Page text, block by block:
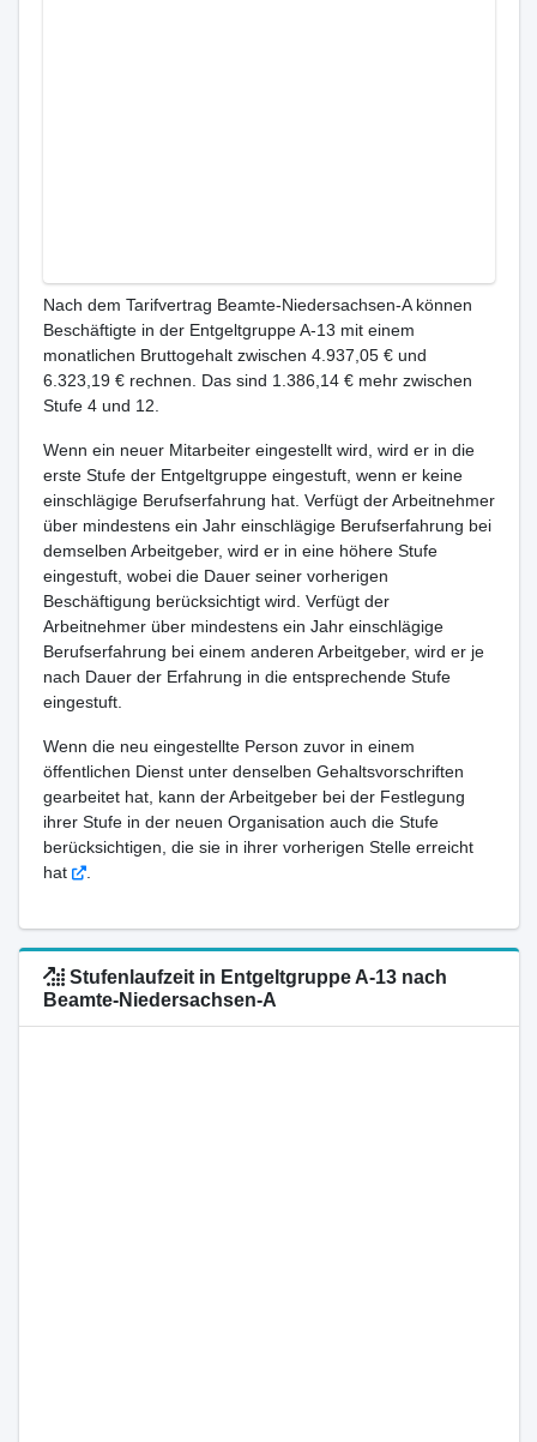
Nach dem Tarifvertrag Beamte-Niedersachsen-A können
Beschäftigte in der Entgeltgruppe A-13 mit einem
monatlichen Bruttogehalt zwischen 4.937,05 € und
6.323,19 € rechnen. Das sind 1.386,14 € mehr zwischen
Stufe 4 und 12.
Wenn ein neuer Mitarbeiter eingestellt wird, wird er in die
erste Stufe der Entgeltgruppe eingestuft, wenn er keine
einschlägige Berufserfahrung hat. Verfügt der Arbeitnehmer
über mindestens ein Jahr einschlägige Berufserfahrung bei
demselben Arbeitgeber, wird er in eine höhere Stufe
eingestuft, wobei die Dauer seiner vorherigen
Beschäftigung berücksichtigt wird. Verfügt der
Arbeitnehmer über mindestens ein Jahr einschlägige
Berufserfahrung bei einem anderen Arbeitgeber, wird er je
nach Dauer der Erfahrung in die entsprechende Stufe
eingestuft.
Wenn die neu eingestellte Person zuvor in einem
öffentlichen Dienst unter denselben Gehaltsvorschriften
gearbeitet hat, kann der Arbeitgeber bei der Festlegung
ihrer Stufe in der neuen Organisation auch die Stufe
berücksichtigen, die sie in ihrer vorherigen Stelle erreicht
hat
.
Stufenlaufzeit in Entgeltgruppe A-13 nach
Beamte-Niedersachsen-A